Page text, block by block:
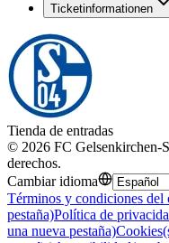
Ticketinformationen
Tienda de entradas
© 2026 FC Gelsenkirchen-
derechos.
Cambiar idioma
Términos y condiciones del
pestaña)Política de
una nueva pestaña)Cookies